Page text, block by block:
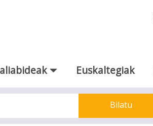
Euskaltegiak
Bilatu